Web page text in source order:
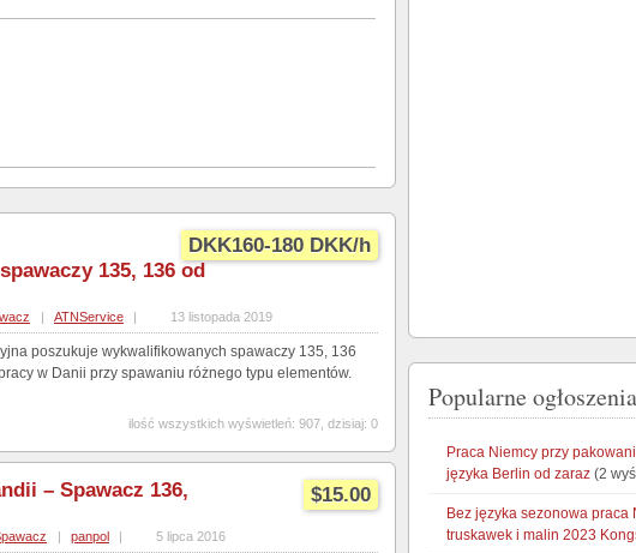
DKK160-180 DKK/h
135, 136 od
| ATNService | 13 listopada 2019
poszukuje wykwalifikowanych spawaczy 135, 136
w Danii przy spawaniu różnego typu elementów.
ilość wszystkich wyświetleń: 907, dzisiaj: 0
$15.00
– Spawacz 136,
| panpol | 5 lipca 2016
Popularne
Praca Niemcy przy
języka Berlin od zaraz (2
Bez języka sezonowa praca
truskawek i malin 2023